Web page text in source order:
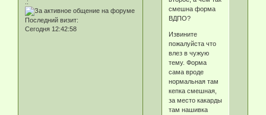
.:
Последний визит:
Сегодня 12:42:58
смешна форма
ВДПО?
Извините
пожалуйста что
влез в чужую
тему. Форма
сама вроде
нормальная там
кепка смешная,
за место какарды
там нашивка